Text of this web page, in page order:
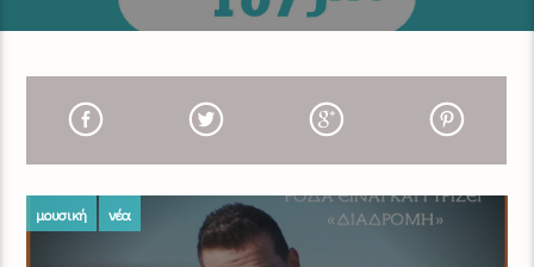
μουσική νέα